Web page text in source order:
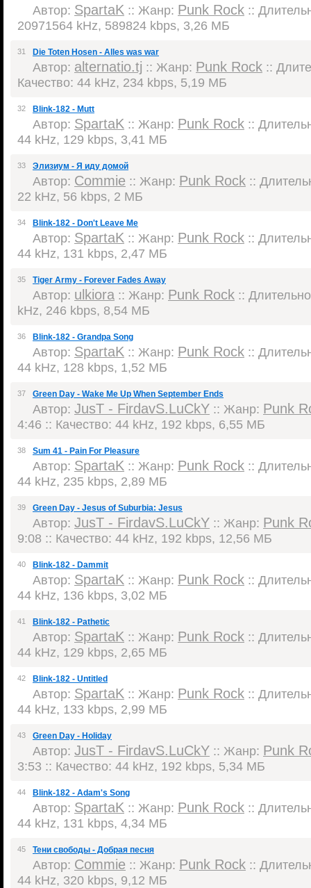
Автор: SpartaK :: Жанр: Punk Rock ::
20971564 kHz, 589824 kbps, 3,26 МБ
31 Die Toten Hosen - Alles was war
Автор: alternatio.tj :: Жанр: Punk Rock ::
Качество: 44 kHz, 234 kbps, 5,19 МБ
32 Blink-182 - Mutt
Автор: SpartaK :: Жанр: Punk Rock ::
44 kHz, 129 kbps, 3,41 МБ
33 Элизиум - Я иду домой
Автор: Commie :: Жанр: Punk Rock ::
22 kHz, 56 kbps, 2 МБ
34 Blink-182 - Don't Leave Me
Автор: SpartaK :: Жанр: Punk Rock ::
44 kHz, 131 kbps, 2,47 МБ
35 Tiger Army - Forever Fades Away
Автор: ulkiora :: Жанр: Punk Rock ::
kHz, 246 kbps, 8,54 МБ
36 Blink-182 - Grandpa Song
Автор: SpartaK :: Жанр: Punk Rock ::
44 kHz, 128 kbps, 1,52 МБ
37 Green Day - Wake Me Up When September Ends
Автор: JusT - FirdavS.LuCkY :: Жанр: Punk
4:46 :: Качество: 44 kHz, 192 kbps, 6,55 МБ
38 Sum 41 - Pain For Pleasure
Автор: SpartaK :: Жанр: Punk Rock ::
44 kHz, 235 kbps, 2,89 МБ
39 Green Day - Jesus of Suburbia: Jesus
Автор: JusT - FirdavS.LuCkY :: Жанр: Punk
9:08 :: Качество: 44 kHz, 192 kbps, 12,56 МБ
40 Blink-182 - Dammit
Автор: SpartaK :: Жанр: Punk Rock ::
44 kHz, 136 kbps, 3,02 МБ
41 Blink-182 - Pathetic
Автор: SpartaK :: Жанр: Punk Rock ::
44 kHz, 129 kbps, 2,65 МБ
42 Blink-182 - Untitled
Автор: SpartaK :: Жанр: Punk Rock ::
44 kHz, 133 kbps, 2,99 МБ
43 Green Day - Holiday
Автор: JusT - FirdavS.LuCkY :: Жанр: Punk
3:53 :: Качество: 44 kHz, 192 kbps, 5,34 МБ
44 Blink-182 - Adam's Song
Автор: SpartaK :: Жанр: Punk Rock ::
44 kHz, 131 kbps, 4,34 МБ
45 Тени свободы - Добрая песня
Автор: Commie :: Жанр: Punk Rock ::
44 kHz, 320 kbps, 9,12 МБ